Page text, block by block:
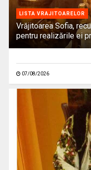
LISTA VRAJITOARELOR
Vrăjitoarea Sofia,
pentru realizările ei
07/08/2026